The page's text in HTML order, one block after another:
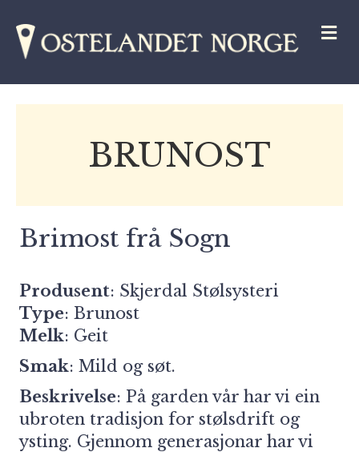
BRUNOST
Brimost frå Sogn
Produsent: Skjerdal Stølsysteri
Type: Brunost
Melk: Geit
Smak: Mild og søt.
Beskrivelse: På garden vår har vi ein
ubroten tradisjon for stølsdrift og
ysting. Gjennom generasjonar har vi